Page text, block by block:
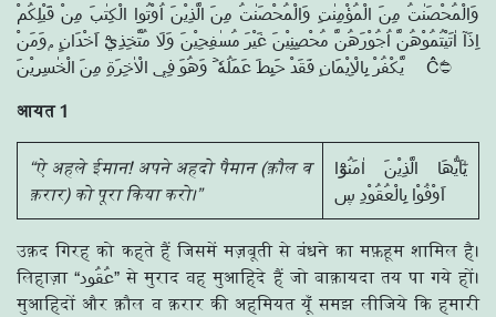
وَالْمُحْصَنٰتُ مِنَ الْمُؤْمِنٰتِ وَالْمُحْصَنٰتُ مِنَ الَّذِيْنَ اُوْتُوا الْكِتٰبَ مِنْ قَبْلِكُمْ
اِذَآ اٰتَيْتُمُوْهُنَّ اُجُوْرَهُنَّ مُحْصِنِيْنَ غَيْرَ مُسٰفِحِيْنَ وَلَا مُتَّخِذِيْٓ اَخْدَانٍ ۭوَمَنْ
आयत 1
“ऐ अहले ईमान! अपने अहदो पैमान (क़ौल व
क़रार) को पूरा किया करो।”
يٰٓاَيُّھَا الَّذِيْنَ اٰمَنُوْٓا
اَوْفُوْا بِالْعُقُوْدِ ڛ
उक़द गिरह को कहते हैं जिसमें मज़बूती से बंधने का मफ़हूम शामिल है।
लिहाज़ा “عُقُود” से मुराद वह मुआहिदे हैं जो बाक़ायदा तय पा गये हों।
मुआहिदों और क़ौल व क़रार की अहमियत यूँ समझ लीजिये कि हमारी